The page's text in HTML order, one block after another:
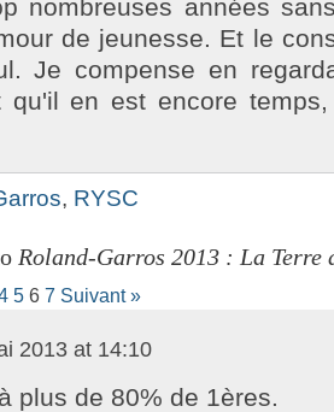
nombreuses années
de jeunes­se. Et le
Je com­pen­se en
qu'il en est en­core
, RYSC
Roland-Garros 2013 : La Terre
5 6 7 Suivant »
2013 at 14:10
plus de 80% de 1ères.